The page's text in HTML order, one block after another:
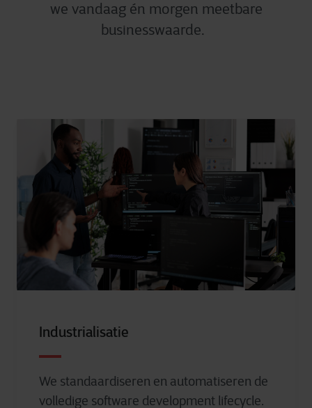
we vandaag én morgen meetbare
businesswaarde.
Industrialisatie
We standaardiseren en automatiseren de
volledige software development lifecycle.